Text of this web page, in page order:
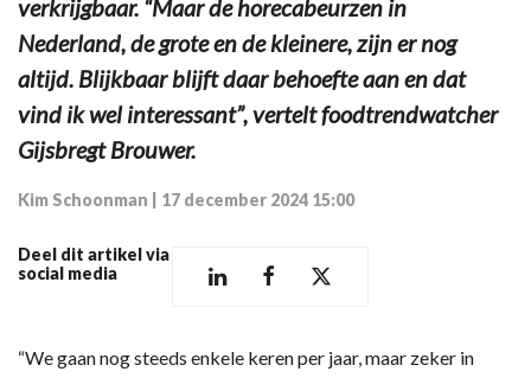
verkrijgbaar. “Maar de horecabeurzen in
Nederland, de grote en de kleinere, zijn er nog
altijd. Blijkbaar blijft daar behoefte aan en dat
vind ik wel interessant”, vertelt foodtrendwatcher
Gijsbregt Brouwer.
Kim Schoonman 17 december 2024 15:00
Deel dit artikel via
social media
“We gaan nog steeds enkele keren per jaar, maar zeker in